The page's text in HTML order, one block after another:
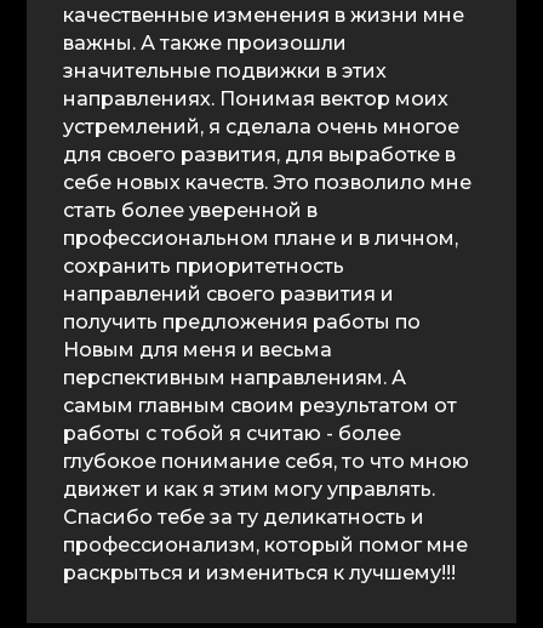
качественные изменения в жизни мне
важны. А также произошли
значительные подвижки в этих
направлениях. Понимая вектор моих
устремлений, я сделала очень многое
для своего развития, для выработке в
себе новых качеств. Это позволило мне
стать более уверенной в
профессиональном плане и в личном,
сохранить приоритетность
направлений своего развития и
получить предложения работы по
Новым для меня и весьма
перспективным направлениям. А
самым главным своим результатом от
работы с тобой я считаю - более
глубокое понимание себя, то что мною
движет и как я этим могу управлять.
Спасибо тебе за ту деликатность и
профессионализм, который помог мне
раскрыться и измениться к лучшему!!!